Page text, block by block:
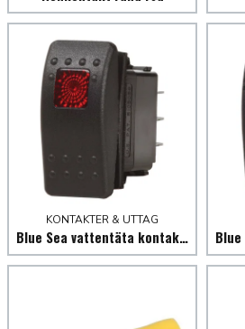
KONTAKTER & UTTAG
Blue Sea vattentäta kontakter Contura II